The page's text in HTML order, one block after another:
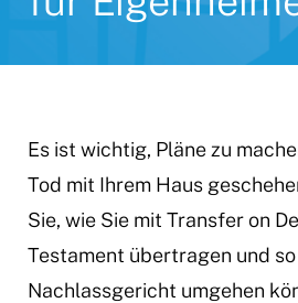
Es ist wichtig, Pläne zu
Tod mit Ihrem Haus
Sie, wie Sie mit Transfer on
Testament übertragen und
Nachlassgericht umgehen